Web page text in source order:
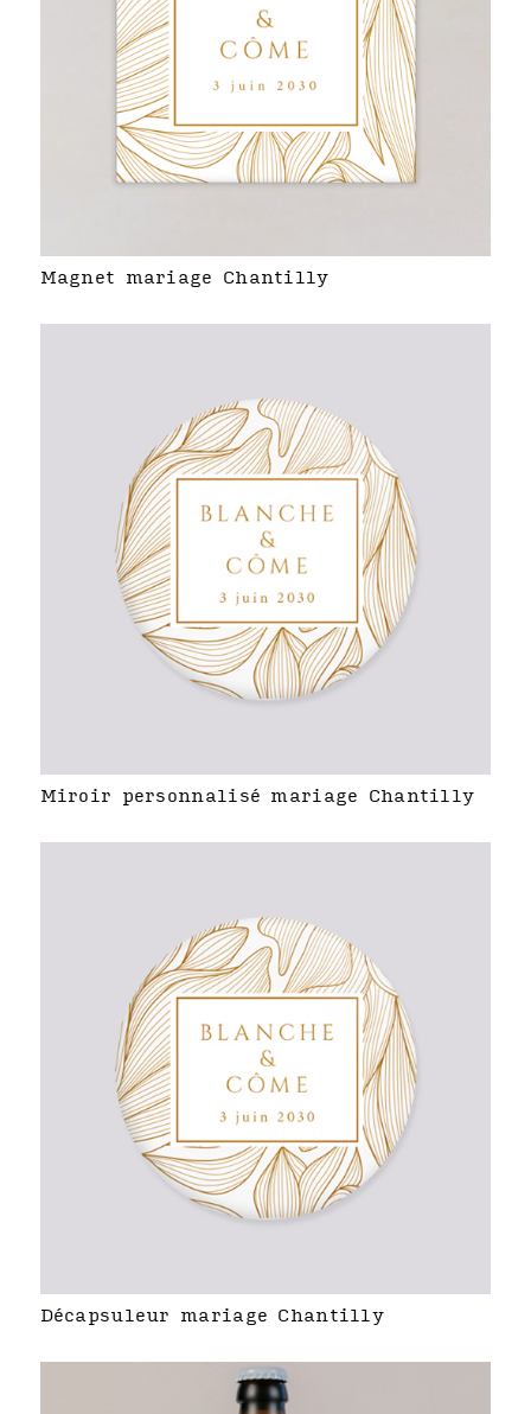
Magnet mariage Chantilly
Miroir personnalisé mariage Chantilly
Décapsuleur mariage Chantilly